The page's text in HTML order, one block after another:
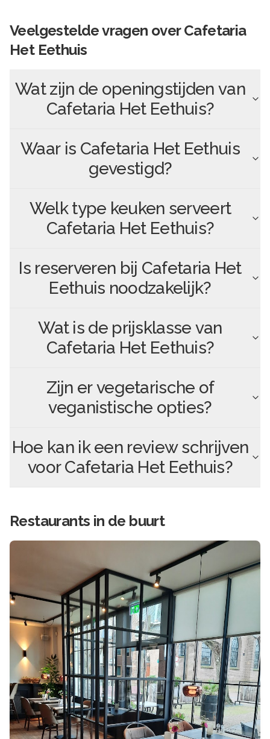
Veelgestelde vragen overCafetaria
Het Eethuis
Wat zijn de openingstijden van
Cafetaria Het Eethuis?
Waar is Cafetaria Het Eethuis
gevestigd?
Welk type keuken serveert
Cafetaria Het Eethuis?
Is reserveren bij Cafetaria Het
Eethuis noodzakelijk?
Wat is de prijsklasse van
Cafetaria Het Eethuis?
Zijn er vegetarische of
veganistische opties?
Hoe kan ik een review schrijven
voorCafetaria Het Eethuis?
Restaurants in de buurt